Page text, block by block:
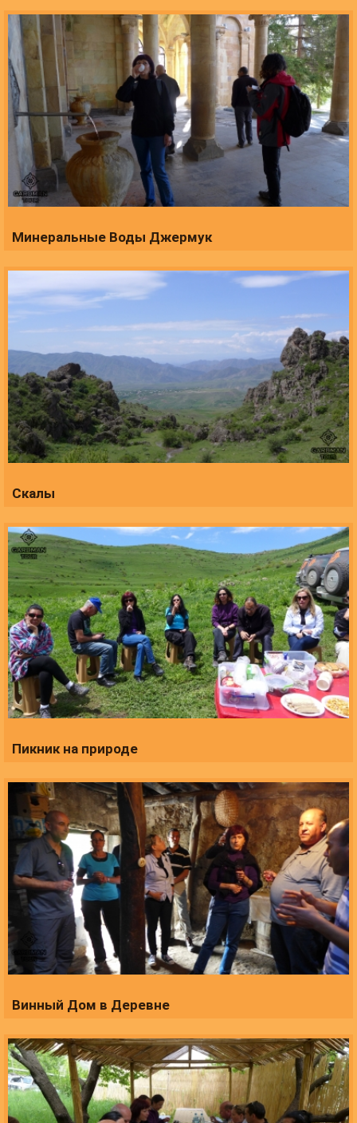
Минеральные Воды Джермук
Скалы
Пикник на природе
Винный Дом в Деревне